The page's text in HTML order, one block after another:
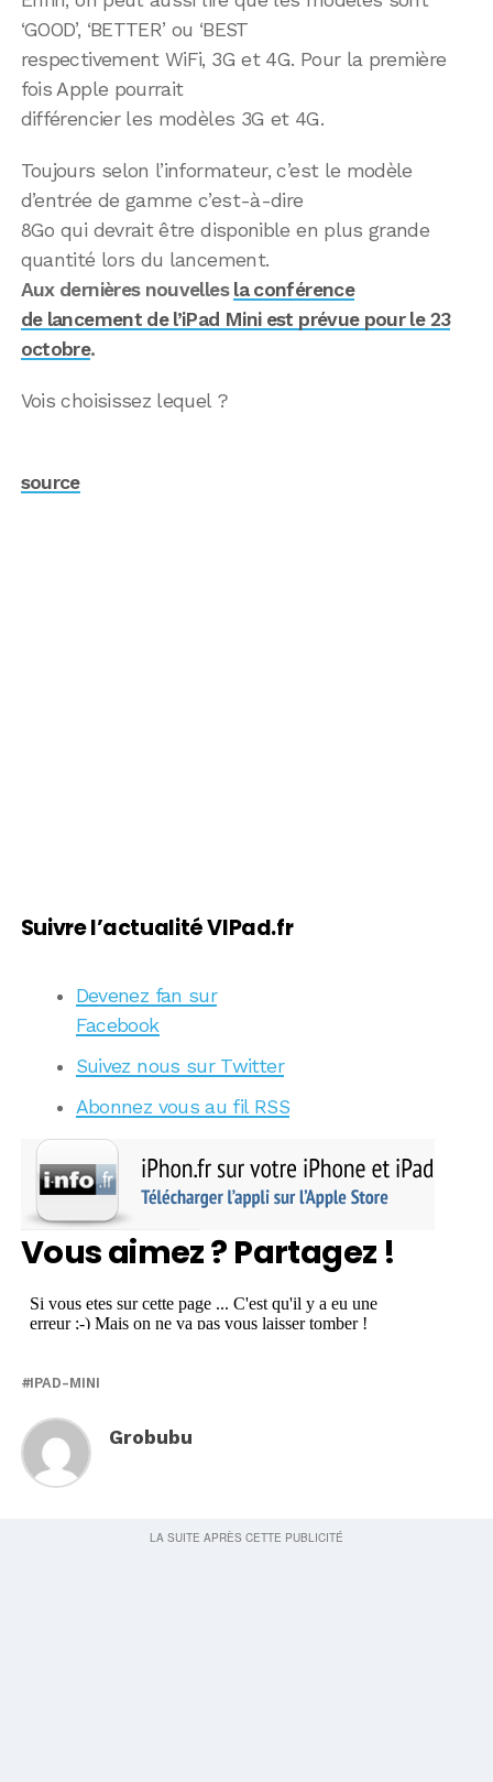
‘GOOD’, ‘BETTER’ ou ‘BEST
respectivement WiFi, 3G et 4G. Pour la première
fois Apple pourrait
différencier les modèles 3G et 4G.
Toujours selon l’informateur, c’est le modèle
d’entrée de gamme c’est-à-dire
8Go qui devrait être disponible en plus grande
quantité lors du lancement.
Aux dernières nouvelles la conférence
de lancement de l’iPad Mini est prévue pour le 23
octobre.
Vois choisissez lequel ?
source
Suivre l’actualité VIPad.fr
Devenez fan sur
Facebook
Suivez nous sur Twitter
Abonnez vous au fil RSS
Vous aimez ? Partagez !
IPAD-MINI
Grobubu